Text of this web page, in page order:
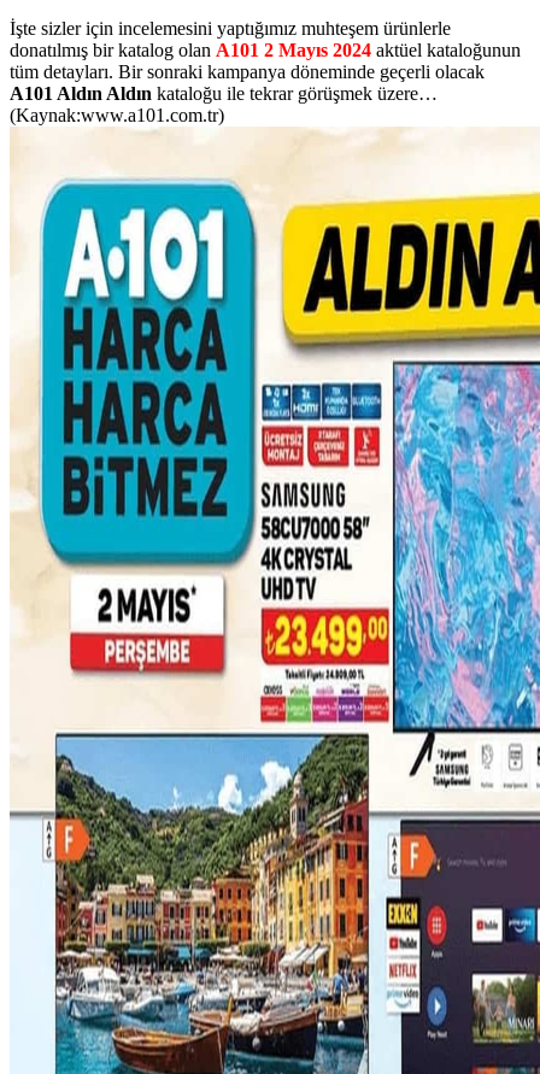
İşte sizler için incelemesini yaptığımız muhteşem ürünlerle
donatılmış bir katalog olan A101 2 Mayıs 2024 aktüel kataloğunun
tüm detayları. Bir sonraki kampanya döneminde geçerli olacak
A101 Aldın Aldın kataloğu ile tekrar görüşmek üzere…
(Kaynak:www.a101.com.tr)